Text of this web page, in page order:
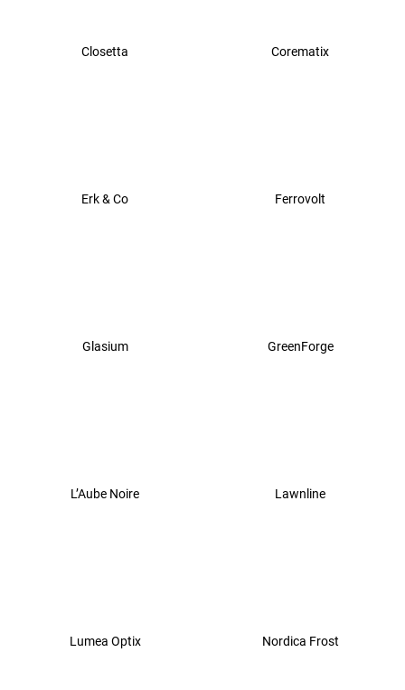
Closetta Corematix
Erk & Co Ferrovolt
Glasium GreenForge
L’Aube Noire Lawnline
Lumea Optix Nordica Frost